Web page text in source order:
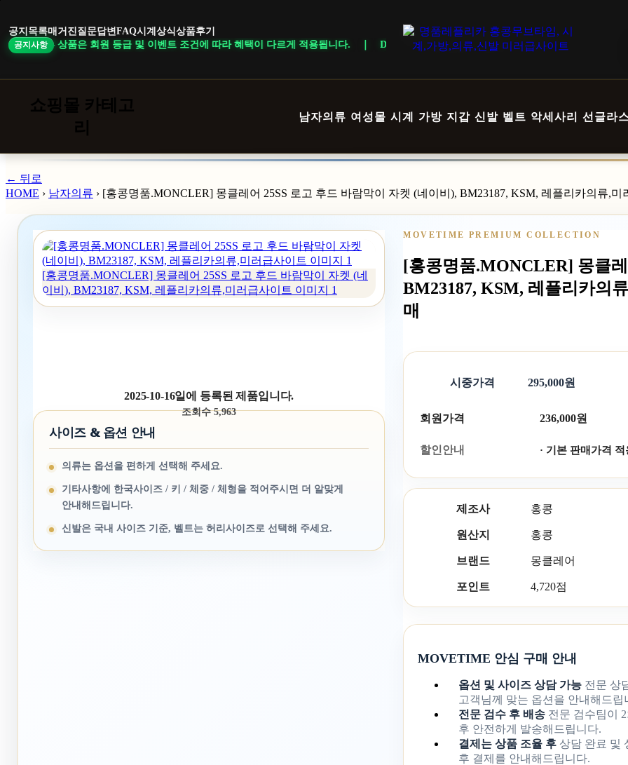
공지목록매거진 질문답변 FAQ시계상식상품후기
공지사항
은 회원 등급 및 이벤트 조건에 따라 혜택이 다르게 적용됩니다. ｜ DELIVERY NOTICE · 지역에 따라 배송 일정이 달라질 수 있으니 주
남자의류 여성몰 시계 가방 지갑 신발 벨트 악세사리 선글라
바
로
기
← 뒤로
HOME › 남자의류 › [홍콩명품.MONCLER] 몽클레어 25SS 로고 후드 바람막이 자켓 (네이비), BM23187, KSM, 레플리카의류,미
[홍콩명품.MONCLER] 몽클레어 25SS 로고 후드 바람막이 자켓 (네
이비), BM23187, KSM, 레플리카의류,미러급사이트 이미지 1
2025-10-16일에 등록된 제품입니다.
조회수 5,963
사이즈 & 옵션 안내
의류는 옵션을 편하게 선택해 주세요.
기타사항에 한국사이즈 / 키 / 체중 / 체형을 적어주시면 더 알맞게
안내해드립니다.
신발은 국내 사이즈 기준, 벨트는 허리사이즈로 선택해 주세요.
MOVETIME PREMIUM COLLECTION
[홍콩명품.MONCLER] 몽클
BM23187, KSM, 레플리카의
매
시중가격 295,000원
회원가격 236,000원
할인안내 · 기본 판매가격
제조사 홍콩
원산지 홍콩
브랜드 몽클레어
포인트 4,720점
MOVETIME 안심 구매 안내
옵션 및 사이즈 상담 가능 전문 상
고객님께 맞는 옵션을 안내해드립
전문 검수 후 배송 전문 검수팀이
후 안전하게 발송해드립니다.
결제는 상품 조율 후 상담 완료 및
후 결제를 안내해드립니다.